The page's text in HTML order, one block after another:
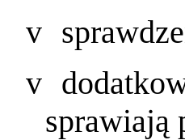
v
v
sprawiają